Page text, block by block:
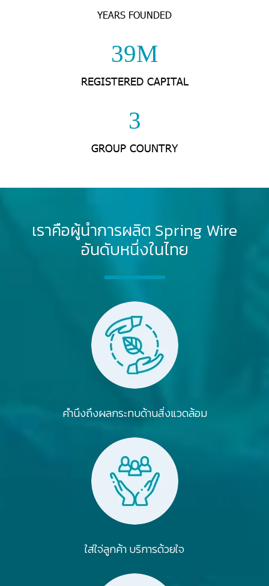
YEARS FOUNDED
60M
REGISTERED CAPITAL
4
GROUP COUNTRY
เราคือผู้นำการผลิต Spring Wire
อันดับหนึ่งในไทย
คำนึงถึงผลกระทบด้านสิ่งแวดล้อม
ใส่ใจ่ลูกค้า บริการด้วยใจ